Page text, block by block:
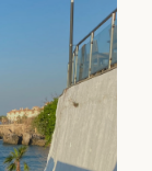
partido a
vida. Aquí
Málaga,
playas,